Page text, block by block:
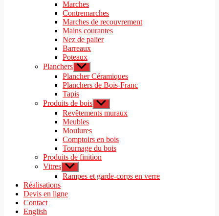
menu
menu
Marches
Contremarches
Marches de recouvrement
Mains courantes
Nez de palier
Barreaux
Poteaux
Planchers Afficher
le
sous-
menu
Plancher Céramiques
Planchers de Bois-Franc
Tapis
Produits de bois Afficher
le
sous-
Revêtements muraux
Meubles
Moulures
Comptoirs en bois
Tournage du bois
Produits de finition
Vitres Afficher
le
sous-
Rampes et garde-corps en verre
Réalisations
Devis en ligne
Contact
English